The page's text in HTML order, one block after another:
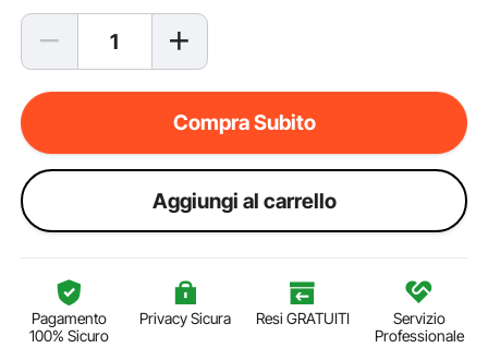
Compra Subito
Aggiungi al carrello
Pagamento
100% Sicuro
Privacy Sicura Resi GRATUITI
Servizio
Professionale